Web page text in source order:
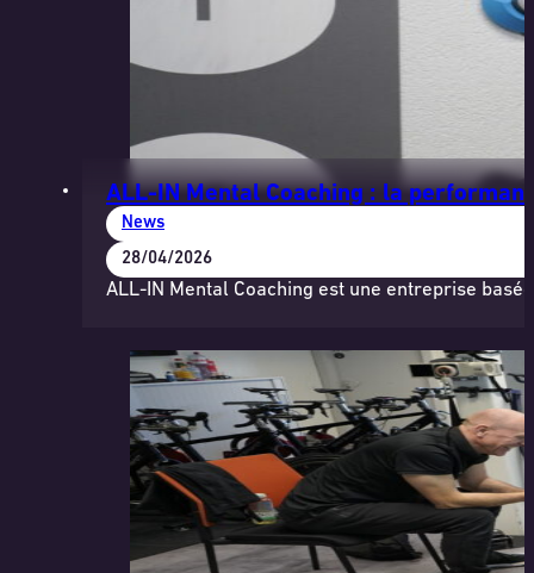
ALL-IN Mental Coaching : la
News
28/04/2026
ALL-IN Mental Coaching est une entreprise